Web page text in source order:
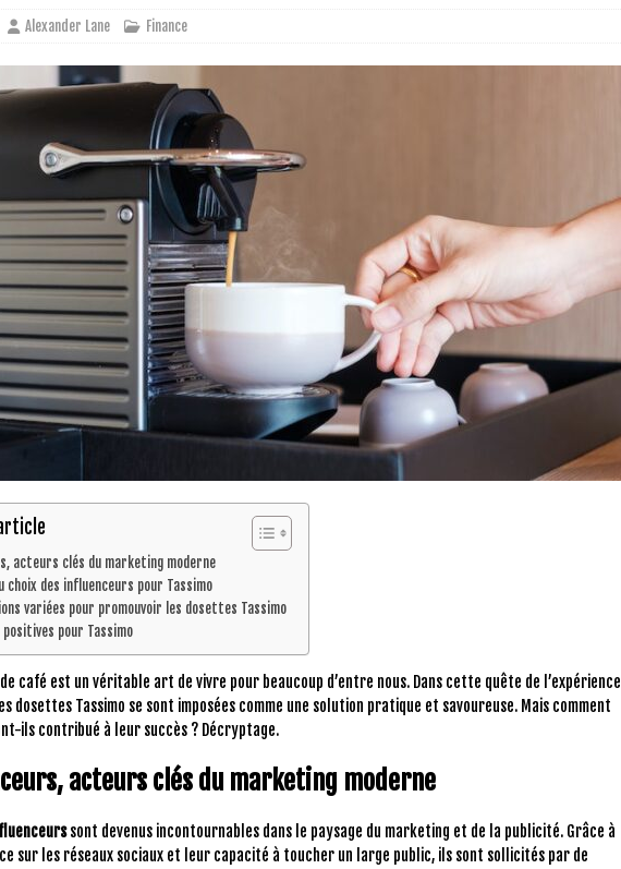
Alexander Lane Finance
acteurs clés du marketing moderne
choix des influenceurs pour Tassimo
variées pour promouvoir les dosettes Tassimo
pour Tassimo
café est un véritable art de vivre pour beaucoup d’entre nous. Dans cette quête de l’expérience
dosettes Tassimo se sont imposées comme une solution pratique et savoureuse. Mais comment
ils contribué à leur succès ? Décryptage.
acteurs clés du marketing moderne
sont devenus incontournables dans le paysage du marketing et de la publicité. Grâce à
sur les réseaux sociaux et leur capacité à toucher un large public, ils sont sollicités par de